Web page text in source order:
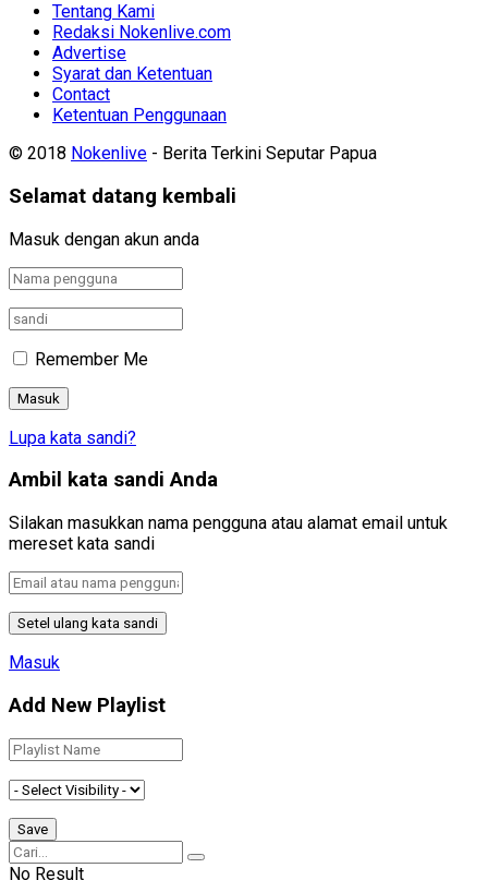
Tentang Kami
Redaksi Nokenlive.com
Advertise
Syarat dan Ketentuan
Contact
Ketentuan Penggunaan
© 2018 Nokenlive - Berita Terkini Seputar Papua
Selamat datang kembali
Masuk dengan akun anda
Remember Me
Lupa kata sandi?
Ambil kata sandi Anda
Silakan masukkan nama pengguna atau alamat email untuk
mereset kata sandi
Masuk
Add New Playlist
No Result